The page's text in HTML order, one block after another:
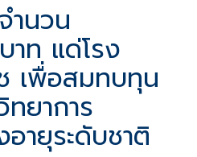
ำนวน
ท แด่โรง
เพื่อสมทบทุน
ยาการ
ายุระดับชาติ